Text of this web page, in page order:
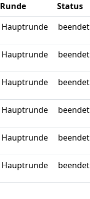
Runde Status
Hauptrunde beendet
Hauptrunde beendet
Hauptrunde beendet
Hauptrunde beendet
Hauptrunde beendet
Hauptrunde beendet